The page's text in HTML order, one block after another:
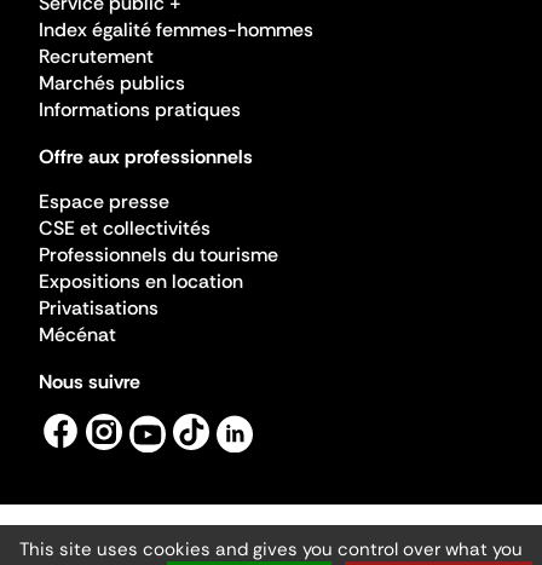
Index égalité femmes-hommes
Recrutement
Marchés publics
Informations pratiques
Offre aux professionnels
Espace presse
CSE et collectivités
Professionnels du tourisme
Expositions en location
Privatisations
Mécénat
Nous suivre
Mentions légales
This site uses cookies and gives you control over what you